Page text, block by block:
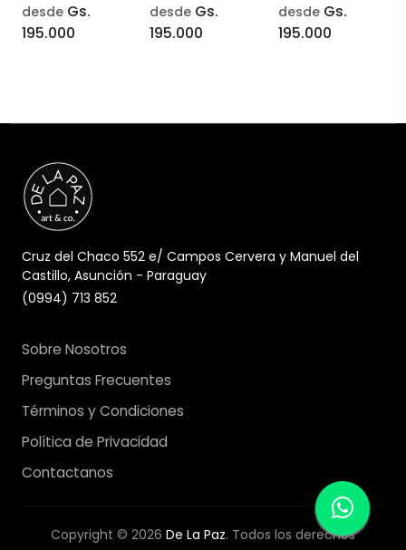
desde Gs.
195.000
desde Gs.
195.000
desdeGs.
195.000
Cruz del Chaco 552 e/ Campos Cervera y Manuel del
Castillo, Asunción - Paraguay
(0994) 713 852
Sobre Nosotros
Preguntas Frecuentes
Términos y Condiciones
Política de Privacidad
Contactanos
Copyright © 2026 De La Paz. Todos los derechos